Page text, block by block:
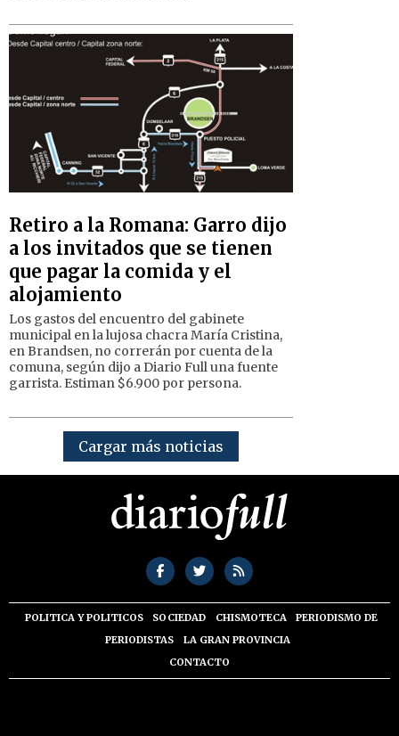
Retiro a la Romana: Garro dijo
a los invitados que se tienen
que pagar la comida y el
alojamiento
Los gastos del encuentro del gabinete
municipal en la lujosa chacra María Cristina,
en Brandsen, no correrán por cuenta de la
comuna, según dijo a Diario Full una fuente
garrista. Estiman $6.900 por persona.
Cargar más noticias
POLITICA Y POLITICOS SOCIEDAD CHISMOTECA
PERIODISMO DE
PERIODISTAS
LA GRAN PROVINCIA
CONTACTO